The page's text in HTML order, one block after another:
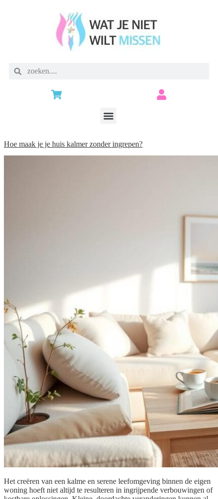
Hoe maak je je huis kalmer zonder ingrepen?
Het creëren van een kalme en serene leefomgeving binnen de eigen
woning hoeft niet altijd te resulteren in ingrijpende verbouwingen of